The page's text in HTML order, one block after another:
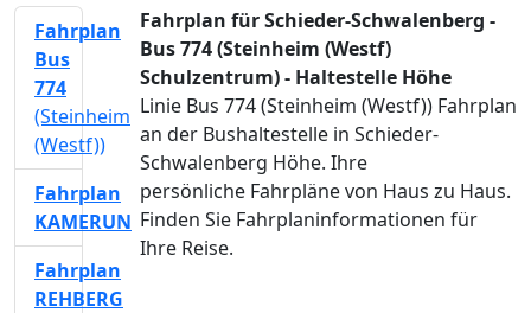
Fahrplan für Schieder-Schwalenberg -
Bus 774 (Steinheim (Westf)
Schulzentrum) - Haltestelle Höhe
Linie Bus 774 (Steinheim (Westf)) Fahrplan
an der Bushaltestelle in Schieder-
Schwalenberg Höhe. Ihre
persönliche Fahrpläne von Haus zu Haus.
Finden Sie Fahrplaninformationen für
Ihre Reise.
Fahrplan
Bus
774
(Steinheim
(Westf))
Fahrplan
KAMERUN
Fahrplan
REHBERG